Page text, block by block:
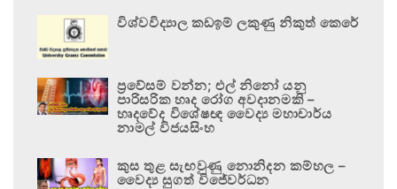
විශ්වවිද්‍යාල කඩඉම් ලකුණු නිකුත් කෙරේ
ප්‍රවේසම් වන්න; එල් නිනෝ යනු
පාරිසරික හෘද රෝග අවදානමකි –
හෘදවේද විශේෂඥ වෛද්‍ය මහාචාර්ය
නාමල් විජයසිංහ
කුස තුළ සැඟවුණු නොනිදන කම්හල –
වෛද්‍ය සුගත් විජේවර්ධන